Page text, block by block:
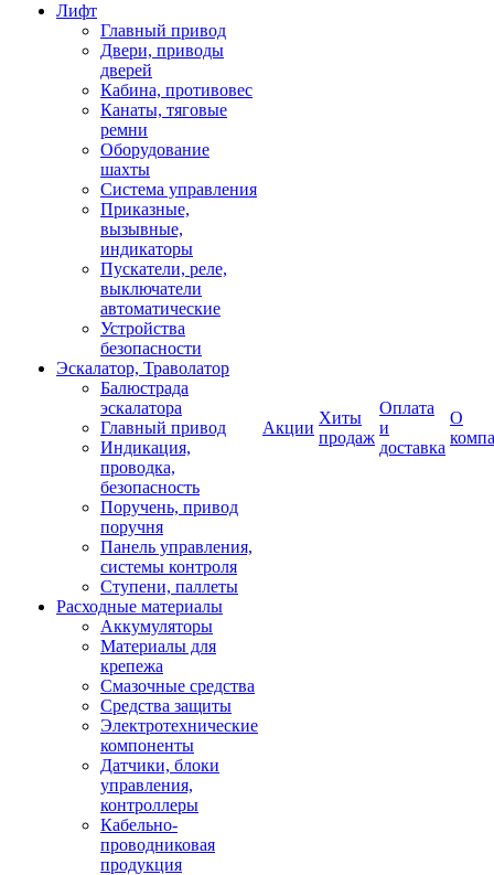
Лифт
Главный привод
Двери, приводы
дверей
Кабина, противовес
Канаты, тяговые
ремни
Оборудование
шахты
Система управления
Приказные,
вызывные,
индикаторы
Пускатели, реле,
выключатели
автоматические
Устройства
безопасности
Эскалатор, Траволатор
Балюстрада
эскалатора
Главный привод
Индикация,
проводка,
безопасность
Поручень, привод
поручня
Панель управления,
системы контроля
Ступени, паллеты
Расходные материалы
Аккумуляторы
Материалы для
крепежа
Смазочные средства
Средства защиты
Электротехнические
компоненты
Датчики, блоки
управления,
контроллеры
Кабельно-
проводниковая
продукция
Акции
Хиты
продаж
Оплата
и
доставка
О